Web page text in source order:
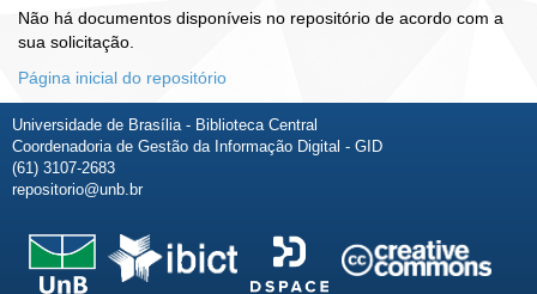
Não há documentos disponíveis no repositório de acordo com a
sua solicitação.
Página inicial do repositório
Universidade de Brasília - Biblioteca Central
Coordenadoria de Gestão da Informação Digital - GID
(61) 3107-2683
repositorio@unb.br